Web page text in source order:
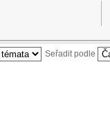
Seřadit podle